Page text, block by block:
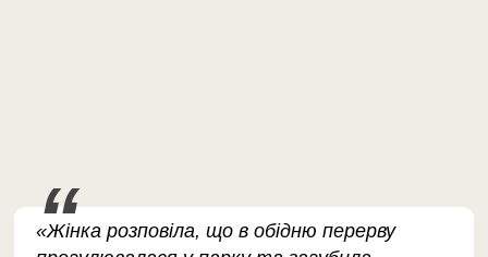
«Жінка розповіла, що в обідню перерву